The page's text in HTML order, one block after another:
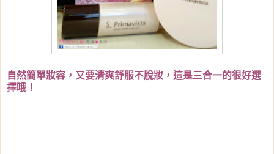
自然簡單妝容，又要清爽舒服不脫妝，這是三合一的很好選
擇哦！